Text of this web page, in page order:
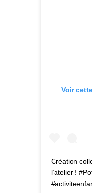
Voir
Création
l’atelier !